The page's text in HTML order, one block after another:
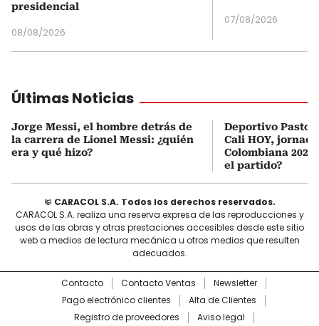
presidencial
08/08/2026
07/08/2026
Últimas Noticias
Jorge Messi, el hombre detrás de
la carrera de Lionel Messi: ¿quién
era y qué hizo?
Deportivo Pasto
Cali HOY,
Colombiana
el partido?
© CARACOL S.A. Todos los derechos reservados.
CARACOL S.A. realiza una reserva expresa de las reproducciones y
usos de las obras y otras prestaciones accesibles desde este sitio
web a medios de lectura mecánica u otros medios que resulten
adecuados.
Contacto Contacto Ventas
Newsletter
Pago electrónico clientes
Alta de Clientes
Registro de proveedores
Aviso legal